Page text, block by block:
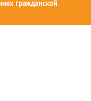
гражданской